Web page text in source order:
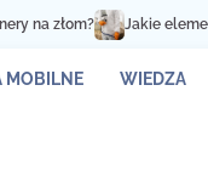
elementy maskujące
MOBILNE WIEDZA